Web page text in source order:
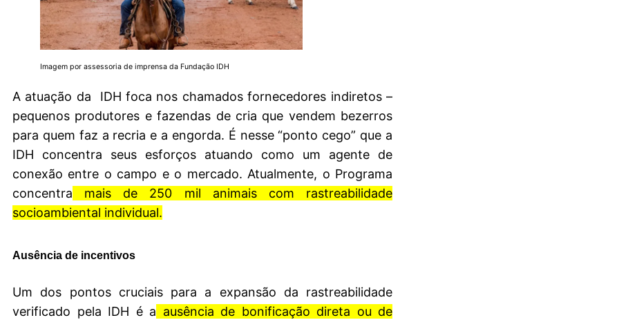
Imagem por assessoria de imprensa da Fundação IDH
A atuação da IDH foca nos chamados fornecedores indiretos –
pequenos produtores e fazendas de cria que vendem bezerros
para quem faz a recria e a engorda. É nesse “ponto cego” que a
IDH concentra seus esforços atuando como um agente de
conexão entre o campo e o mercado. Atualmente, o Programa
concentra mais de 250 mil animais com rastreabilidade
socioambiental individual.
Ausência de incentivos
Um dos pontos cruciais para a expansão da rastreabilidade
verificado pela IDH é a ausência de bonificação direta ou de